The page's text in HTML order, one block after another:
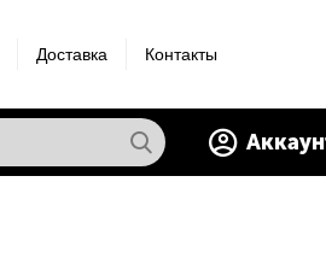
Доставка Контакты